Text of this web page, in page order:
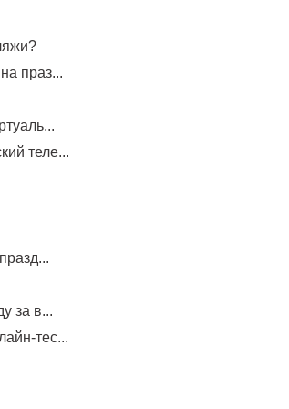
праз...
теле...
за в...
тес...